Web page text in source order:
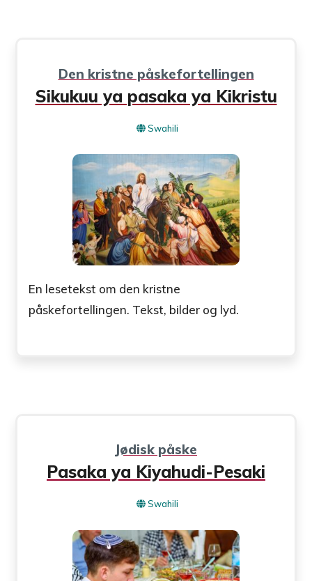
Den kristne påskefortellingen
Sikukuu ya pasaka ya Kikristu
Swahili
En lesetekst om den kristne
påskefortellingen. Tekst, bilder og lyd.
Jødisk påske
Pasaka ya Kiyahudi-Pesaki
Swahili